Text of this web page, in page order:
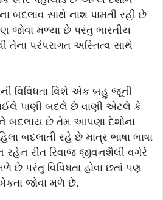
સાથે નાશ પામતી રહી છે
જોવા મળ્યા છે પરંતુ ભારતીય
તેના પરંપરાગત અસ્તિત્વ સાથે
વિવિધતા વિશે એક બહુ જૂની
પાણી બદલે છે વાણી એટલે કે
બદલાય છે તેમ આપણા દેશોના
બદલાતી રહે છે માત્ર ભાષા ભાષા
રહેન રીત રિવાજ જીવનશૈલી વગેરે
છે પરંતુ વિવિધતા હોવા છતાં પણ
જોવા મળે છે.